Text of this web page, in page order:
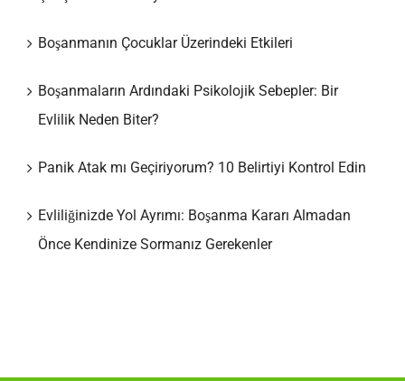
Boşanmanın Çocuklar Üzerindeki Etkileri
Boşanmaların Ardındaki Psikolojik Sebepler: Bir
Evlilik Neden Biter?
Panik Atak mı Geçiriyorum? 10 Belirtiyi Kontrol Edin
Evliliğinizde Yol Ayrımı: Boşanma Kararı Almadan
Önce Kendinize Sormanız Gerekenler